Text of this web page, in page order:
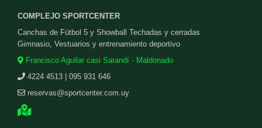
COMPLEJO SPORTCENTER
Canchas de Fútbol 5 y Showball Techadas y cerradas
Gimnasio, Vestuarios y entrenamiento deportivo
Francisco Aguilar casi Sarandí - Maldonado
4224 4513 | 095 931 646
reservas@sportcenter.com.uy